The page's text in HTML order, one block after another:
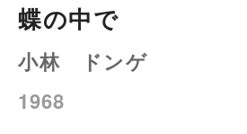
蝶の中で
小林 ドンゲ
1968